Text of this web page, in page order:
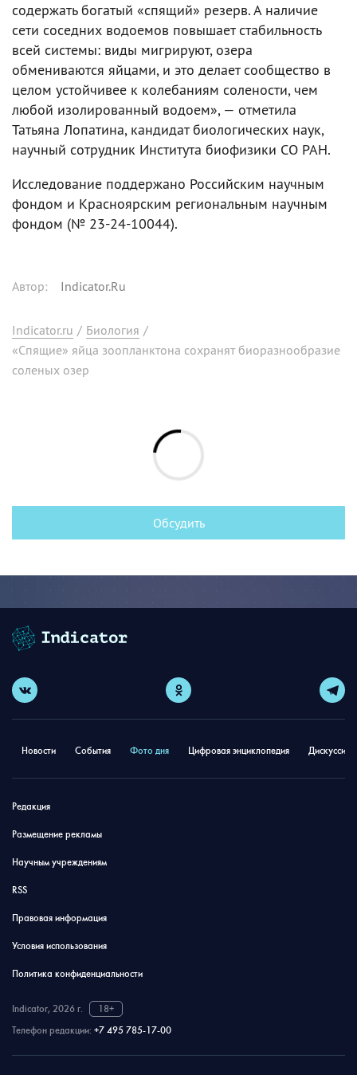
содержать богатый «спящий» резерв. А наличие
сети соседних водоемов повышает стабильность
всей системы: виды мигрируют, озера
обмениваются яйцами, и это делает сообщество в
целом устойчивее к колебаниям солености, чем
любой изолированный водоем», — отметила
Татьяна Лопатина, кандидат биологических наук,
научный сотрудник Института биофизики СО РАН.
Исследование поддержано Российским научным
фондом и Красноярским региональным научным
фондом (№ 23-24-10044).
Автор: Indicator.Ru
Indicator.ru / Биология /
«Спящие» яйца зоопланктона сохранят биоразнообразие
соленых озер
Обсудить
Новости События Фото дня Цифровая энциклопедия
Редакция
Размещение рекламы
Научным учреждениям
RSS
Правовая информация
Условия использования
Политика конфиденциальности
Indicator, 2026 г.
18+
Телефон редакции: +7 495 785-17-00